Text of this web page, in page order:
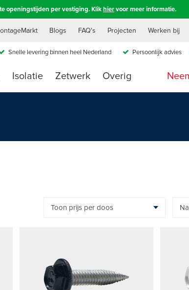
openingstijden per vestiging. Klikhiervoor meer informatie.
Blogs FAQ's Projecten Werken bij
Snelle levering binnen heel Nederland Persoonlijk advies
Isolatie Zetwerk Overig